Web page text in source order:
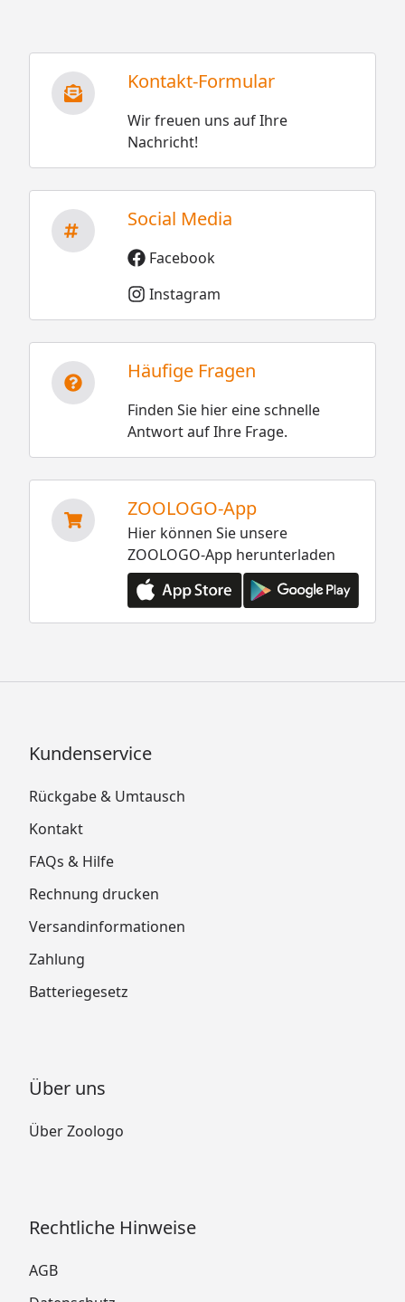
Kontakt-Formular
Wir freuen uns auf Ihre
Nachricht!
Social Media
Facebook
Instagram
Häufige Fragen
Finden Sie hier eine schnelle
Antwort auf Ihre Frage.
ZOOLOGO-App
Hier können Sie unsere
ZOOLOGO-App herunterladen
Kundenservice
Rückgabe & Umtausch
Kontakt
FAQs & Hilfe
Rechnung drucken
Versandinformationen
Zahlung
Batteriegesetz
Über uns
Über Zoologo
Rechtliche Hinweise
AGB